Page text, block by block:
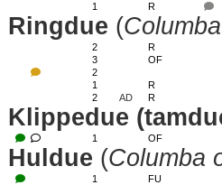
1
R
Ringdue (
2 R
3
OF
2
1
R
2
AD R
Klippedue
1 OF
Huldue (Columba
1 FU